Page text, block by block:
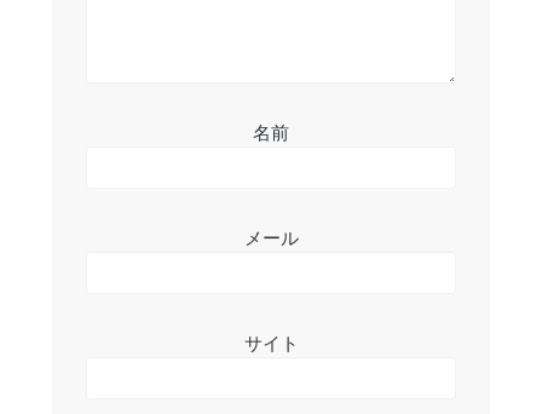
名前
メール
サイト